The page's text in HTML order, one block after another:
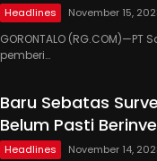
Headlines November 15,
GORONTALO
pemberi…
Baru Sebatas
Belum Pasti
Headlines November 14,